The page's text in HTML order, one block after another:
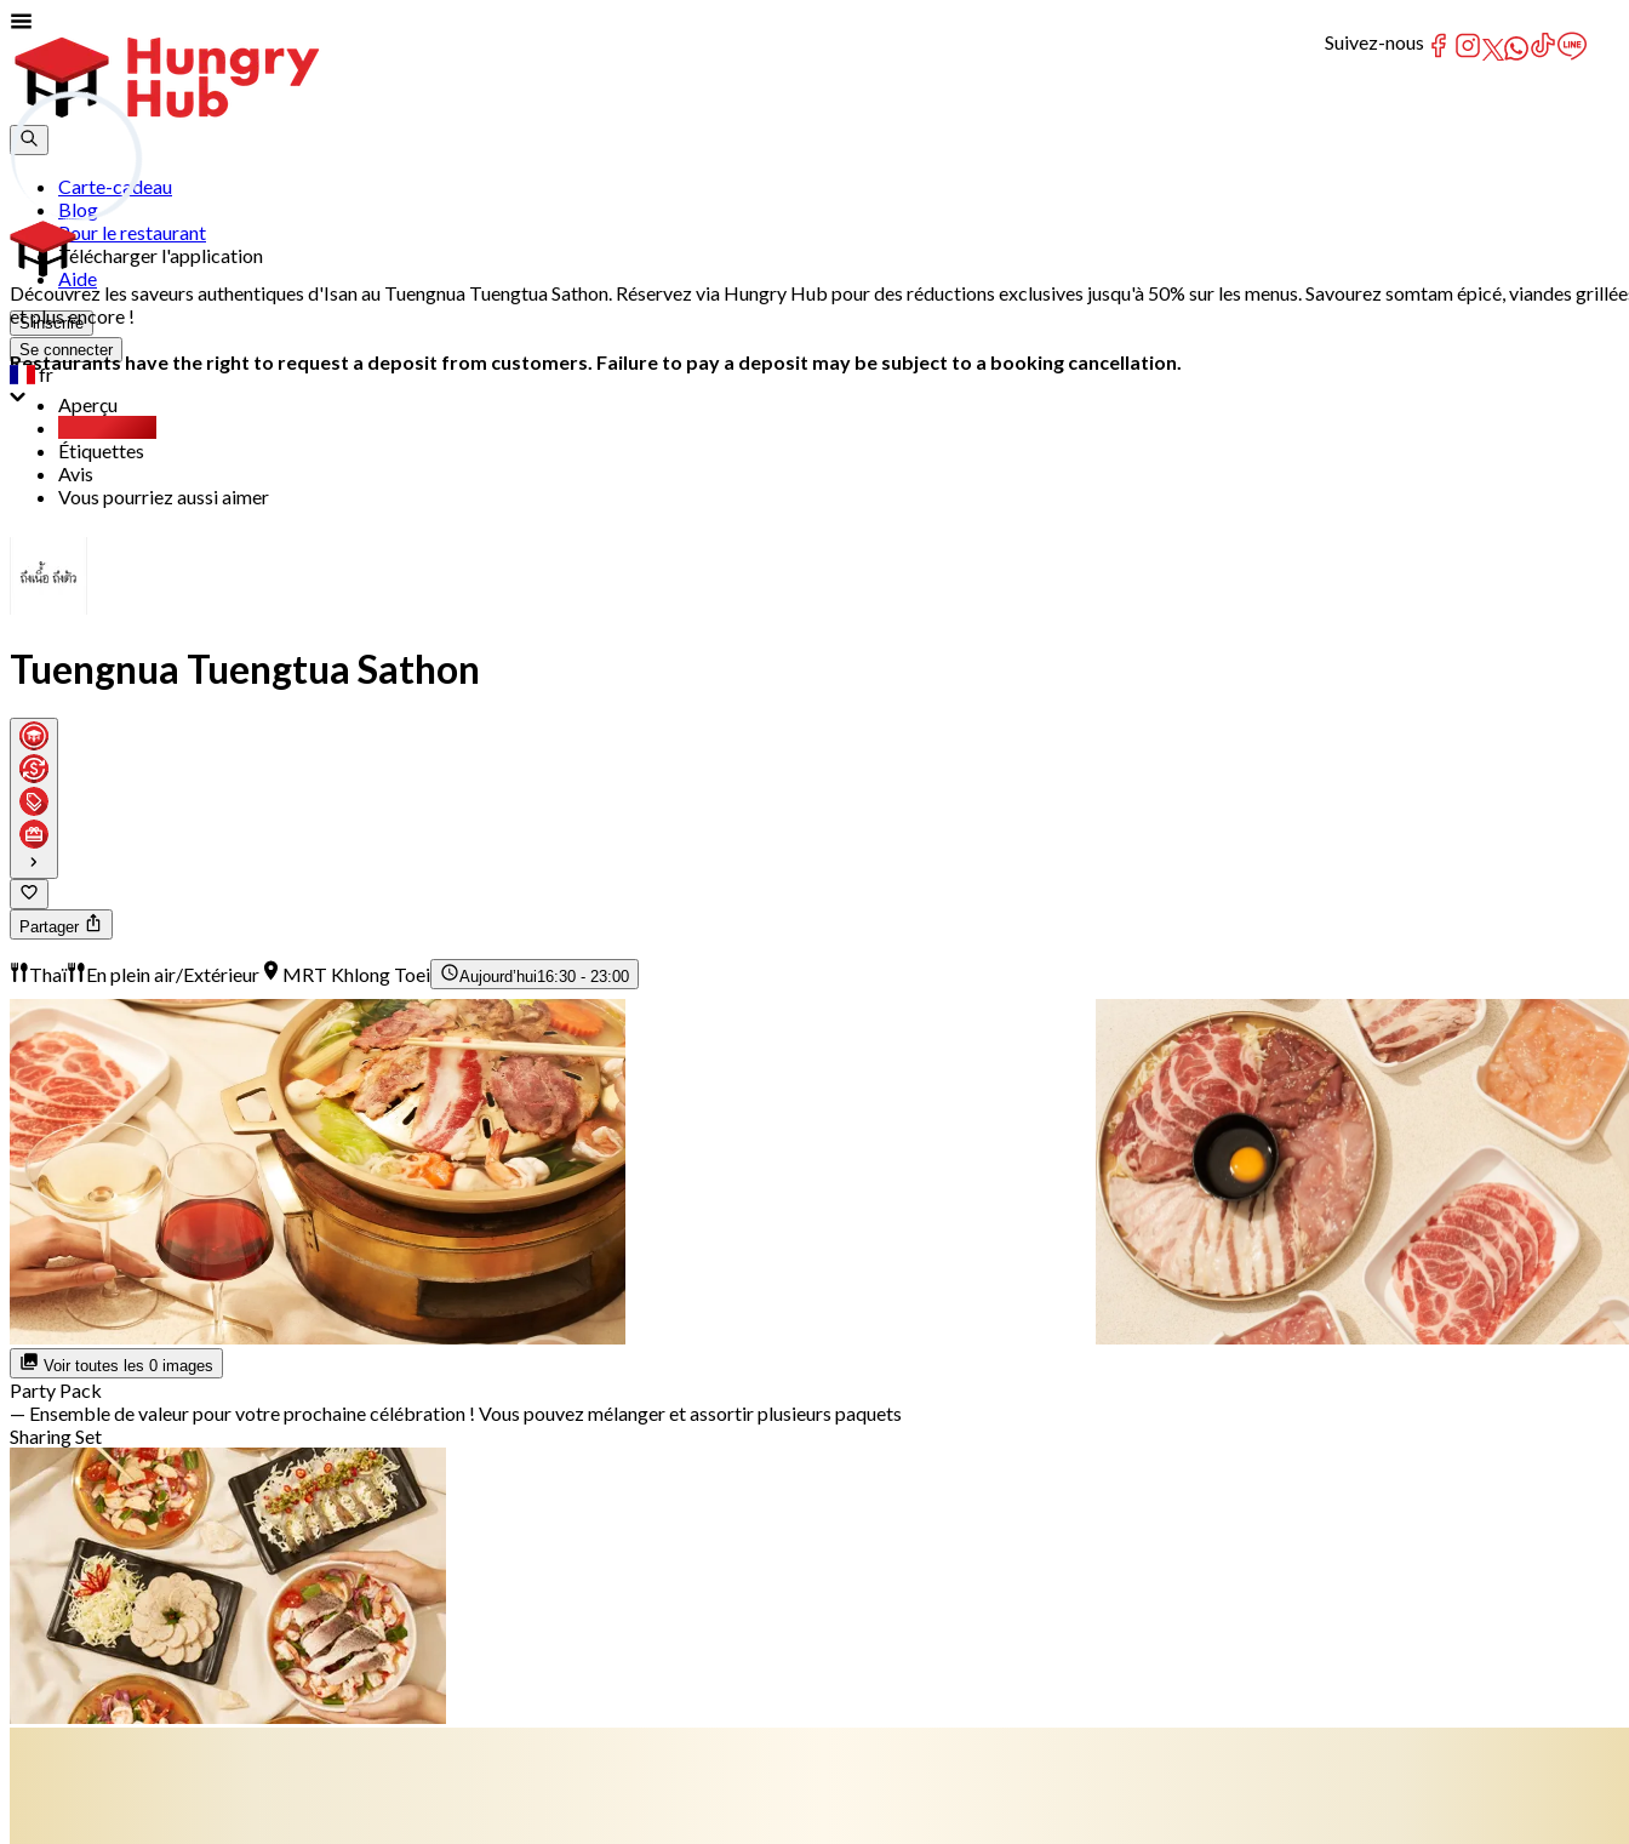
Carte-cadeau
Blog
Pour le restaurant
Télécharger l'application
Aide
S'inscrire
Se connecter
fr
Découvrez les saveurs authentiques d'Isan au Tuengnua Tuengtua Sathon. Réservez via Hungry Hub pour des réductions exclusives jusqu'à 50% sur les menus. Savourez somtam épicé, viandes
et plus encore !
Restaurants have the right to request a deposit from customers. Failure to pay a deposit may be subject to a booking cancellation.
Aperçu
Étiquettes
Avis
Vous pourriez aussi aimer
Tuengnua Tuengtua Sathon
Partager
Thaï En plein air/Extérieur MRT Khlong Toei Aujourd’hui16:30 - 23:00
Voir toutes les 0 images
Party Pack
— Ensemble de valeur pour votre prochaine célébration ! Vous pouvez mélanger et assortir plusieurs paquets
Sharing Set
Suivez-nous